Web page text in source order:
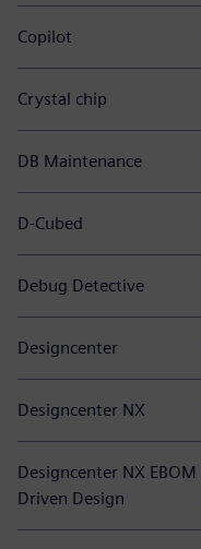
Copilot
Crystal chip
DB Maintenance
D-Cubed
Debug Detective
Designcenter
Designcenter NX
Designcenter NX EBOM
Driven Design